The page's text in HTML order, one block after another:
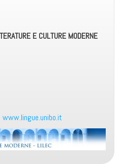
E CULTURE MODERNE
www.lingue.unibo.it